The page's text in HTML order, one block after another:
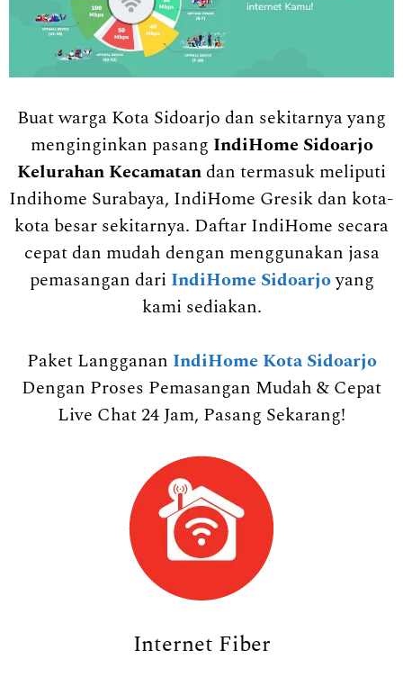
Buat warga Kota Sidoarjo dan sekitarnya yang
menginginkan pasang IndiHome Sidoarjo
Kelurahan Kecamatan dan termasuk meliputi
Indihome Surabaya, IndiHome Gresik dan kota-
kota besar sekitarnya. Daftar IndiHome secara
cepat dan mudah dengan menggunakan jasa
pemasangan dari IndiHome Sidoarjoyang
kami sediakan.
Paket Langganan IndiHome Kota Sidoarjo
Dengan Proses Pemasangan Mudah & Cepat
Live Chat 24 Jam, Pasang Sekarang!
Internet Fiber